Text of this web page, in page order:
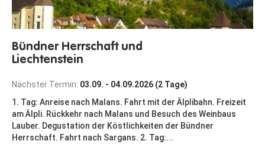
Bündner Herrschaft und
Liechtenstein
Nächster Termin: 03.09. - 04.09.2026 (2 Tage)
1. Tag: Anreise nach Malans. Fahrt mit der Älplibahn. Freizeit
am Älpli. Rückkehr nach Malans und Besuch des Weinbaus
Lauber. Degustation der Köstlichkeiten der Bündner
Herrschaft. Fahrt nach Sargans. 2. Tag:...